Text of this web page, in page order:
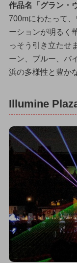
作品名「グラン・
700mにわたって
ーションが明るく
っそう引き立たせ
ーン、ブルー、バ
浜の多様性と豊か
Illumine